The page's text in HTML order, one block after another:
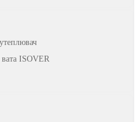
утеплювач
вата ISOVER